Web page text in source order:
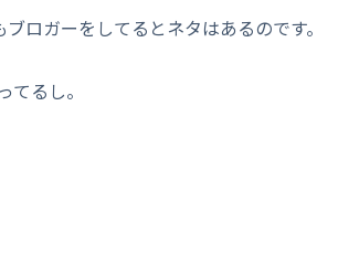
ロガーをしてるとネタはあるのです。
るし。